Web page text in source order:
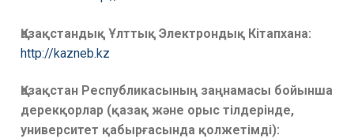
Қазақстандық Ұлттық Электрондық Кітапхана:
http://kazneb.kz
Қазақстан Республикасының заңнамасы бойынша
дерекқорлар (қазақ және орыс тілдерінде,
университет қабырғасында қолжетімді):